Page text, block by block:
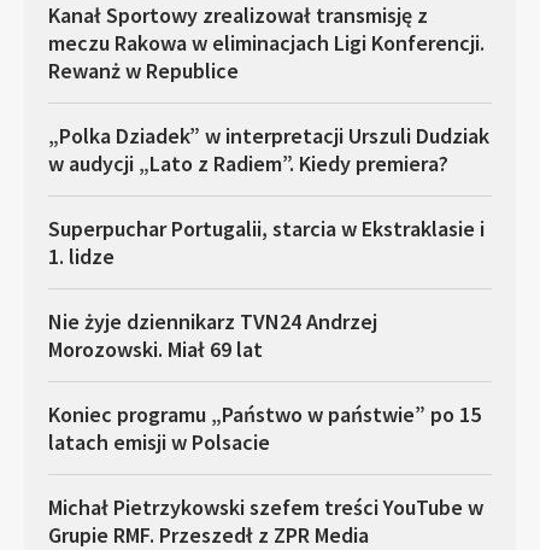
Kanał Sportowy zrealizował transmisję z
meczu Rakowa w eliminacjach Ligi Konferencji.
Rewanż w Republice
„Polka Dziadek” w interpretacji Urszuli Dudziak
w audycji „Lato z Radiem”. Kiedy premiera?
Superpuchar Portugalii, starcia w Ekstraklasie i
1. lidze
Nie żyje dziennikarz TVN24 Andrzej
Morozowski. Miał 69 lat
Koniec programu „Państwo w państwie” po 15
latach emisji w Polsacie
Michał Pietrzykowski szefem treści YouTube w
Grupie RMF. Przeszedł z ZPR Media